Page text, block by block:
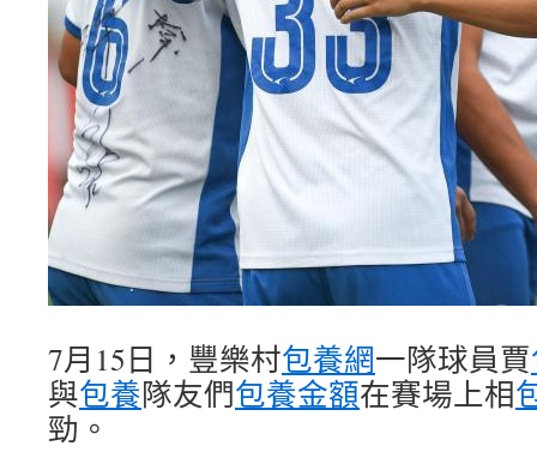
7月15日，豐樂村包養網一隊球員賈
與包養隊友們包養金額在賽場上相
勁。